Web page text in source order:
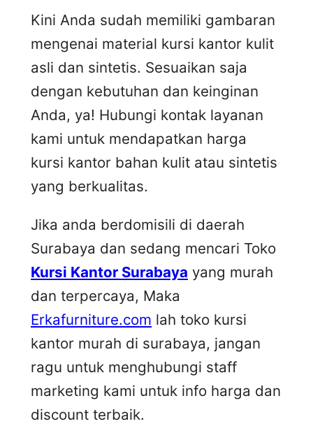
Kini Anda sudah memiliki gambaran
mengenai material kursi kantor kulit
asli dan sintetis. Sesuaikan saja
dengan kebutuhan dan keinginan
Anda, ya! Hubungi kontak layanan
kami untuk mendapatkan harga
kursi kantor bahan kulit atau sintetis
yang berkualitas.
Jika anda berdomisili di daerah
Surabaya dan sedang mencari Toko
Kursi Kantor Surabaya yang murah
dan terpercaya, Maka
Erkafurniture.com lah toko kursi
kantor murah di surabaya, jangan
ragu untuk menghubungi staff
marketing kami untuk info harga dan
discount terbaik.